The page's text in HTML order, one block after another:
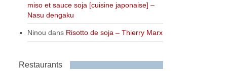
miso et sauce soja [cuisine japonaise] –
Nasu dengaku
Ninou dans Risotto de soja – Thierry Marx
Restaurants